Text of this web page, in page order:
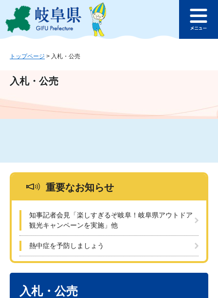
ジ
ュ
文
このページの本文へ
ュ
トップページ > 入札・公売
入札・公売
重要なお知らせ
知事記者会見「楽しすぎるぞ岐阜！岐阜県アウトドア
観光キャンペーンを実施」他
熱中症を予防しましょう
入札・公売